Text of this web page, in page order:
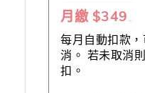
月繳 $349
每月自動扣款
消。 若未取消
扣。